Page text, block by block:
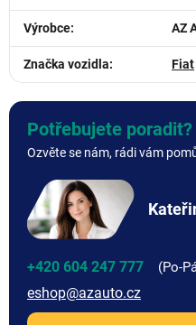
Výrobce: AZ
Značka vozidla: Fiat
Potřebujete poradit?
Ozvěte se nám, rádi vám
+420 604 247 777
eshop@azauto.cz